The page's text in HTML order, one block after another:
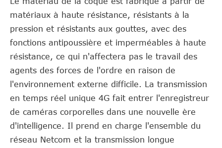
matériaux à haute résistance, résistants à la
pression et résistants aux gouttes, avec des
fonctions antipoussière et imperméables à haute
résistance, ce qui n'affectera pas le travail des
agents des forces de l'ordre en raison de
l'environnement externe difficile. La transmission
en temps réel unique 4G fait entrer l'enregistreur
de caméras corporelles dans une nouvelle ère
d'intelligence. Il prend en charge l'ensemble du
réseau Netcom et la transmission longue